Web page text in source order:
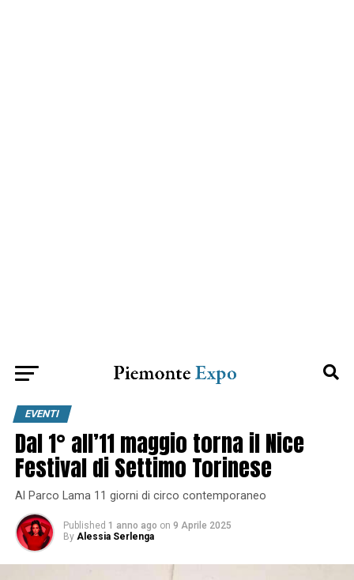
EVENTI
Dal 1° all’11 maggio torna il Nice
Festival di Settimo Torinese
Al Parco Lama 11 giorni di circo contemporaneo
Published 1 anno ago on 9 Aprile 2025
By Alessia Serlenga